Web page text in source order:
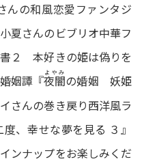
んの和風恋愛ファンタジ
夏さんのビブリオ中華フ
２ 本好きの姫は偽りを
姻譚『夜闇
よやみ の婚姻 妖姫
さんの巻き戻り西洋風ラ
、幸せな夢を見る ３』
ンナップをお楽しみくだ